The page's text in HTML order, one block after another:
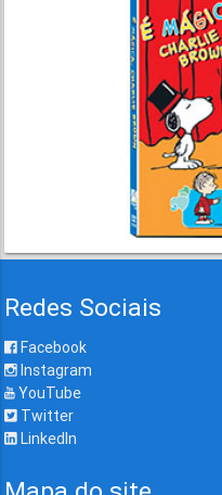
Redes Sociais
Facebook
Instagram
YouTube
Twitter
LinkedIn